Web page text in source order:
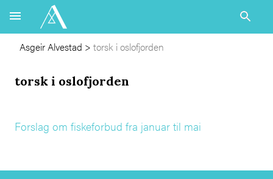
Asgeir Alvestad > torsk i oslofjorden
torsk i oslofjorden
Forslag om fiskeforbud fra januar til mai